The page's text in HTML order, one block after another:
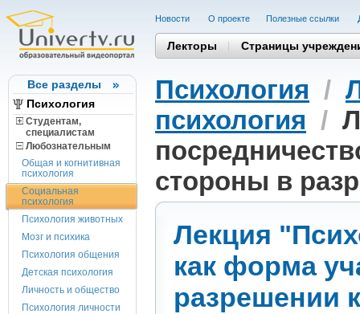
Все разделы
Психология
Студентам,
cпециалистам
Любознательным
Общая и когнитивная
психология
Социальная
психология
Психология животных
Мозг и психика
Психология общения
Детская психология
Личность и общество
Психология личности
Новости О проекте Полезные cсылки
Лекторы Страницы
Психология /
психология /
стороны в
Лекция
как форма
разрешении